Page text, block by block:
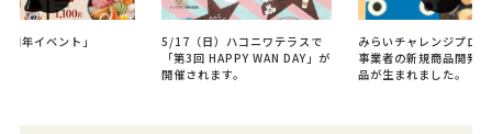
周年イベント」
5/17（日）ハコニワテラスで
「第3回 HAPPY WAN DAY」が
開催されます。
みらいチャレンジプロ
事業者の新規商品開発
品が生まれました。